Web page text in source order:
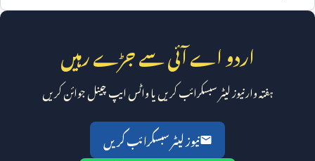
اردو اے آئی سے جڑے رہیں
ہفتہ وار نیوز لیٹر سبسکرائب کریں یا واٹس ایپ چینل جوائن کریں
نیوز لیٹر سبسکرائب کریں